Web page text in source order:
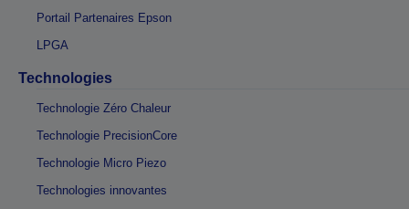
Portail Partenaires Epson
LPGA
Technologies
Technologie Zéro Chaleur
Technologie PrecisionCore
Technologie Micro Piezo
Technologies innovantes